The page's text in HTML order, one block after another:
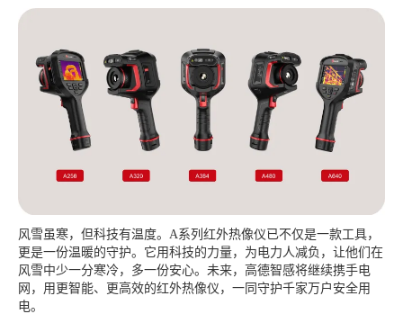
风雪虽寒，但科技有温度。A系列红外热像仪已不仅是一款工具，
更是一份温暖的守护。它用科技的力量，为电力人减负，让他们在
风雪中少一分寒冷，多一份安心。未来，高德智感将继续携手电
网，用更智能、更高效的红外热像仪，一同守护千家万户安全用
电。